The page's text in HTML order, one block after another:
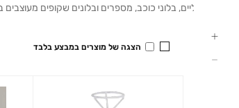
מט ומטאליים, בלוני כוכב, מספרים ובלונים שקופים
הצגה של מוצרים במבצע בלבד